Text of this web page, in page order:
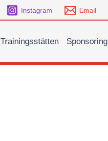
Instagram Email
Trainingsstätten Sponsoring